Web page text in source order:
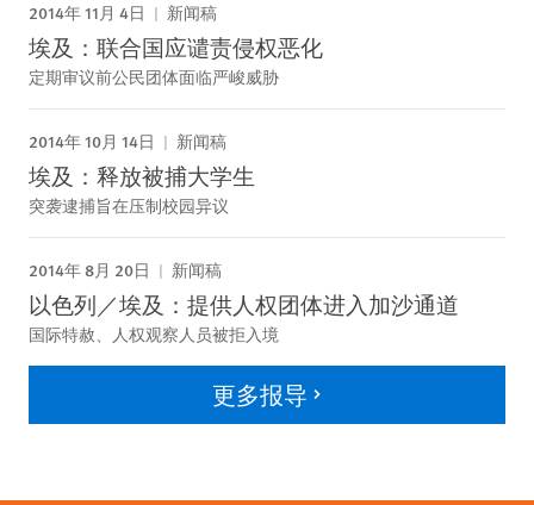
2014年 11月 4日 新闻稿
埃及：联合国应谴责侵权恶化
定期审议前公民团体面临严峻威胁
2014年 10月 14日 新闻稿
埃及：释放被捕大学生
突袭逮捕旨在压制校园异议
2014年 8月 20日 新闻稿
以色列／埃及：提供人权团体进入加沙通道
国际特赦、人权观察人员被拒入境
更多报导